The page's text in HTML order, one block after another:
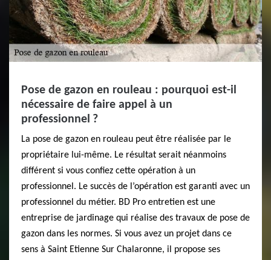
Pose de gazon en rouleau : pourquoi est-il
nécessaire de faire appel à un
professionnel ?
La pose de gazon en rouleau peut être réalisée par le
propriétaire lui-même. Le résultat serait néanmoins
différent si vous confiez cette opération à un
professionnel. Le succès de l’opération est garanti avec un
professionnel du métier. BD Pro entretien est une
entreprise de jardinage qui réalise des travaux de pose de
gazon dans les normes. Si vous avez un projet dans ce
sens à Saint Etienne Sur Chalaronne, il propose ses